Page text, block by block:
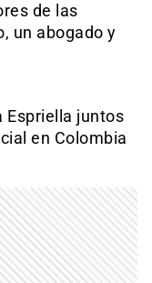
de las
un abogado y
Espriella juntos
en Colombia